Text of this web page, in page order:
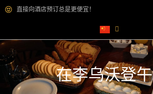
直接向酒店预订总是更便宜！
在李乌沃登